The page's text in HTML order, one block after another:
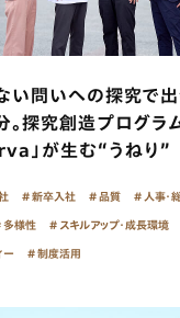
い問いへの探究で
。探究創造プログラ
」が生む“うねり”
新卒入社 品質 人事・
多様性 スキルアップ・成長環境
ー 制度活用